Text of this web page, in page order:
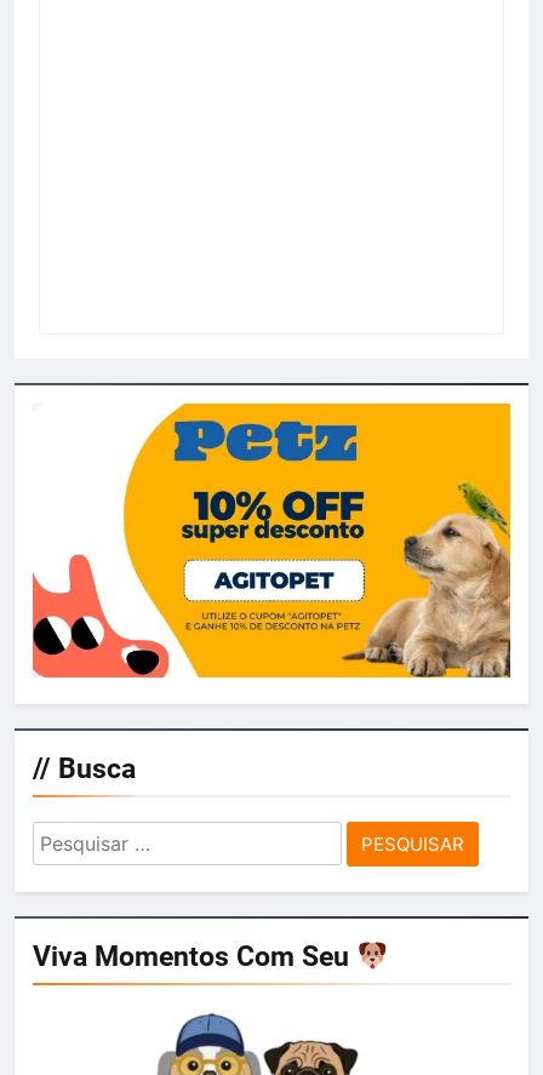
// Busca
Pesquisar
por:
Viva Momentos Com Seu